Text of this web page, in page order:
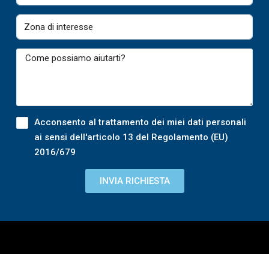
Acconsento al trattamento dei miei dati personali
ai sensi dell'articolo 13 del Regolamento (EU)
2016/679
INVIA RICHIESTA